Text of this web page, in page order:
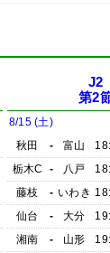
J2
第2
8/15 (土)
秋田
- 富山
栃木C
- 八戸
藤枝
- いわき
仙台
- 大分
湘南
- 山形